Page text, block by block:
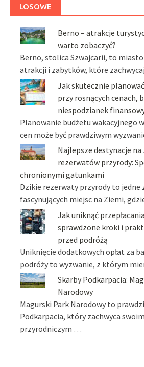
LOSOWE
Berno – atrakcje
warto zobaczyć?
Berno, stolica Szwajcarii, to miasto
atrakcji i zabytków, które
Jak skutecznie
przy rosnących cenach,
niespodzianek
Planowanie budżetu wakacyjnego
cen może być prawdziwym
Najlepsze destynacje
rezerwatów przyrody:
chronionymi gatunkami
Dzikie rezerwaty przyrody to jedne
fascynujących miejsc na Ziemi,
Jak uniknąć
sprawdzone kroki i
przed podróżą
Uniknięcie dodatkowych opłat za
podróży to wyzwanie, z którym
Skarby Podkarpacia:
Narodowy
Magurski Park Narodowy to
Podkarpacia, który zachwyca
przyrodniczym …